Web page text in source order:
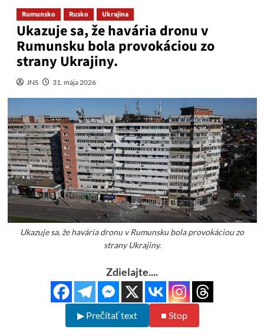
Rumunsko Rusko Ukrajina
Ukazuje sa, že havária dronu v
Rumunsku bola provokáciou zo
strany Ukrajiny.
JNS 31. mája 2026
Ukazuje sa, že havária dronu v Rumunsku bola provokáciou zo
strany Ukrajiny.
Zdielajte....
▶ Prečítať text ■ Stop